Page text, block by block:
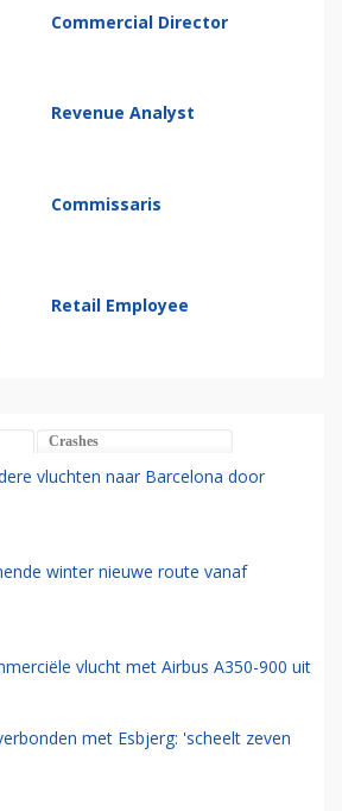
Commercial Director
Revenue Analyst
Commissaris
Retail Employee
Crashes
vluchten naar Barcelona door
winter nieuwe route vanaf
vlucht met Airbus A350-900 uit
met Esbjerg: 'scheelt zeven